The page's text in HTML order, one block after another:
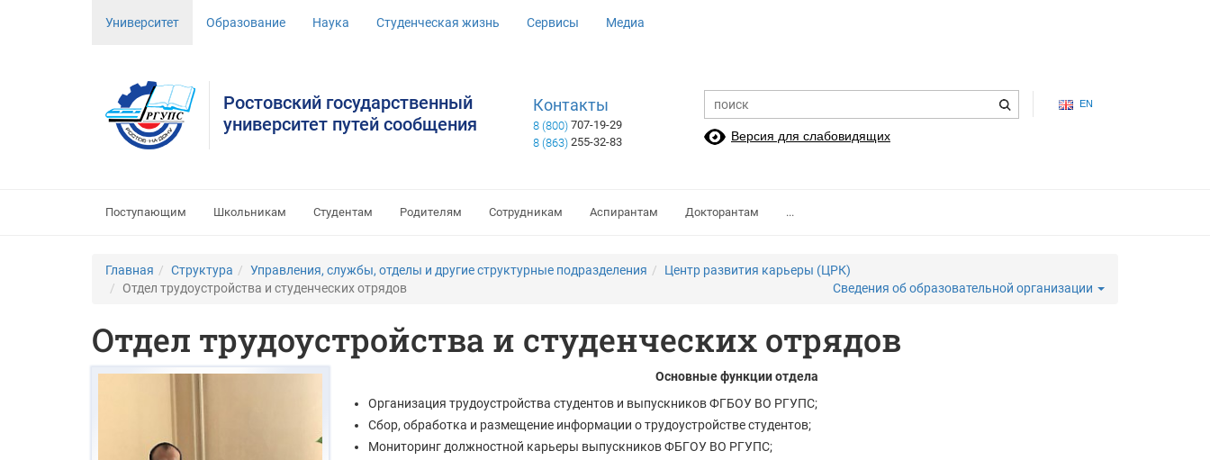
Университет Образование Наука Студенческая жизнь Сервисы Медиа
EN
Ростовский государственный
университет путей сообщения
Контакты
8 (800) 707-19-29
8 (863) 255-32-83 Версия для слабовидящих
Поступающим Школьникам Студентам Родителям Сотрудникам Аспирантам Докторантам ...
Главная Структура Управления, службы, отделы и другие структурные подразделения
Центр развития карьеры (ЦРК)
Отдел трудоустройства и студенческих отрядов
Сведения об образовательной организации
Отдел трудоустройства и студенческих отрядов
Основные функции отдела
Организация трудоустройства студентов и выпускников ФГБОУ ВО РГУПС;
Сбор, обработка и размещение информации о трудоустройстве студентов;
Мониторинг должностной карьеры выпускников ФБГОУ ВО РГУПС;